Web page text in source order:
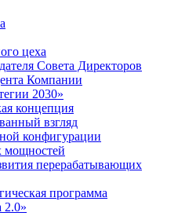
цеха
Совета Директоров
Компании
2030»
концепция
взгляд
конфигурации
мощностей
перерабатывающих
программа
2.0»